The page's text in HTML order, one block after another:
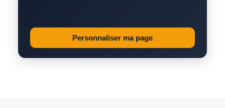
Personnaliser ma page